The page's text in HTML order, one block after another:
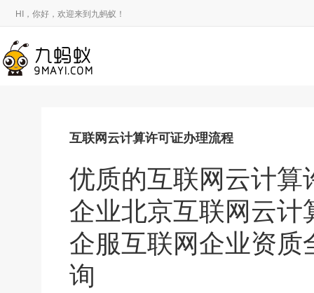
HI，你好，欢迎来到九蚂蚁！
互联网云计算许可证办理流程
优质的互联网云计
企业北京互联网云
企服互联网企业资
询